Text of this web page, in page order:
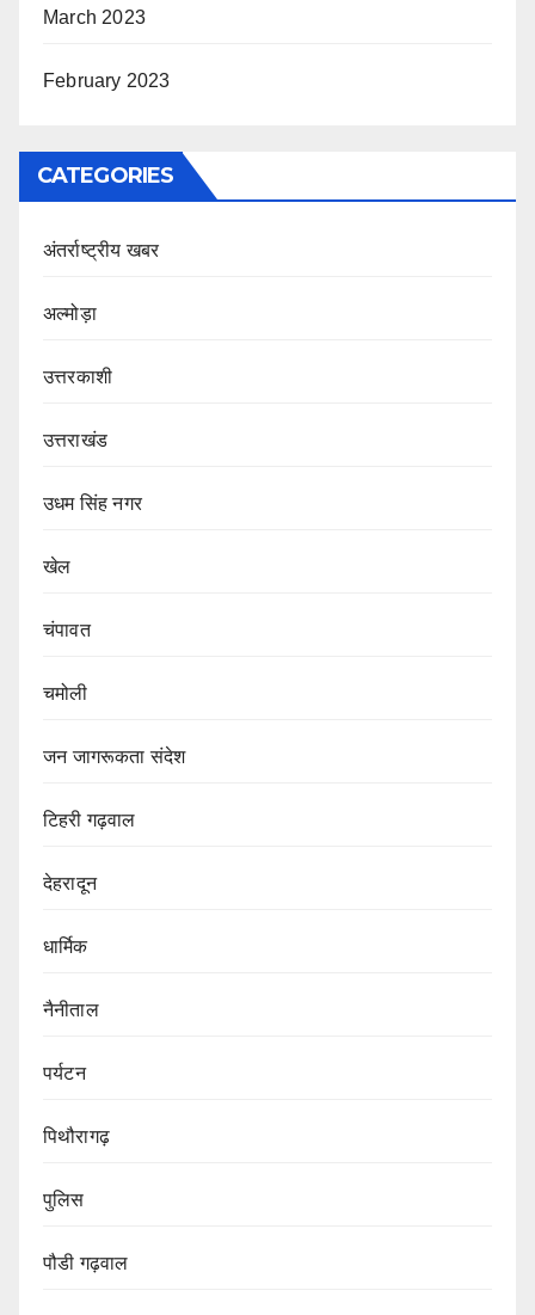
March 2023
February 2023
CATEGORIES
अंतर्राष्ट्रीय खबर
अल्मोड़ा
उत्तरकाशी
उत्तराखंड
उधम सिंह नगर
खेल
चंपावत
चमोली
जन जागरूकता संदेश
टिहरी गढ़वाल
देहरादून
धार्मिक
नैनीताल
पर्यटन
पिथौरागढ़
पुलिस
पौडी गढ़वाल